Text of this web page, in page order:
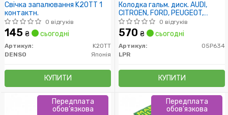
Свічка запалювання K20TT 1
контактн.
0 відгуків
145 ₴ сьогодні
Артикул:
K20TT
DENSO
Японія
КУПИТИ
Колодка гальм. диск. AUDI,
CITROEN, FORD, PEUGEOT,
RENAULT, SEAT, SKODA, VW
задн. (вир-во LPR)
0 відгуків
570 ₴ сьогодні
Артикул:
05P634
LPR
КУПИТИ
Передплата
обов'язкова
Передплата
обов'язкова